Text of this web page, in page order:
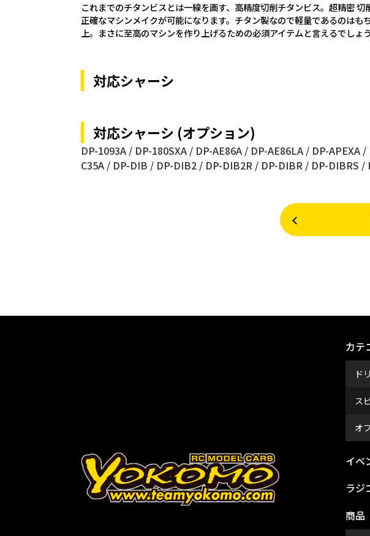
これまでのチタンビスとは一線を画す、高精度切削チタンビス。超精密
正確なマシンメイクが可能になります。チタン製なので軽量であるのは
上。まさに至高のマシンを作り上げるための必須アイテムと言えるでしょう
対応シャーシ
対応シャーシ (オプション)
DP-1093A / DP-180SXA / DP-AE86A / DP-AE86LA / DP-APEXA /
C35A / DP-DIB / DP-DIB2 / DP-DIB2R / DP-DIBR / DP-DIBRS /
カテ
ド
ス
オ
イベ
ラジ
商品